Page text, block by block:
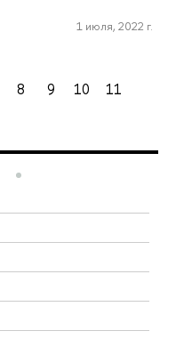
1 июля, 2022 г.
8 9 10 11